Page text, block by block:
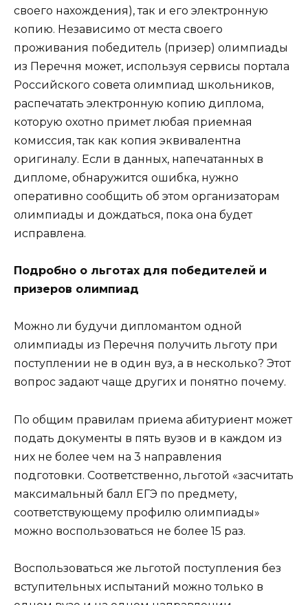
своего нахождения), так и его электронную
копию. Независимо от места своего
проживания победитель (призер) олимпиады
из Перечня может, используя сервисы портала
Российского совета олимпиад школьников,
распечатать электронную копию диплома,
которую охотно примет любая приемная
комиссия, так как копия эквивалентна
оригиналу. Если в данных, напечатанных в
дипломе, обнаружится ошибка, нужно
оперативно сообщить об этом организаторам
олимпиады и дождаться, пока она будет
исправлена.
Подробно о льготах для победителей и
призеров олимпиад
Можно ли будучи дипломантом одной
олимпиады из Перечня получить льготу при
поступлении не в один вуз, а в несколько? Этот
вопрос задают чаще других и понятно почему.
По общим правилам приема абитуриент может
подать документы в пять вузов и в каждом из
них не более чем на 3 направления
подготовки. Соответственно, льготой «засчитать
максимальный балл ЕГЭ по предмету,
соответствующему профилю олимпиады»
можно воспользоваться не более 15 раз.
Воспользоваться же льготой поступления без
вступительных испытаний можно только в